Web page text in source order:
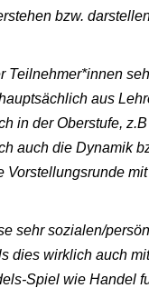
bzw.
Teilnehmer*innen
aus
in der Oberstufe,
auch die Dynamik
sehr sozialen/
dies wirklich auch
Spiel wie Handel